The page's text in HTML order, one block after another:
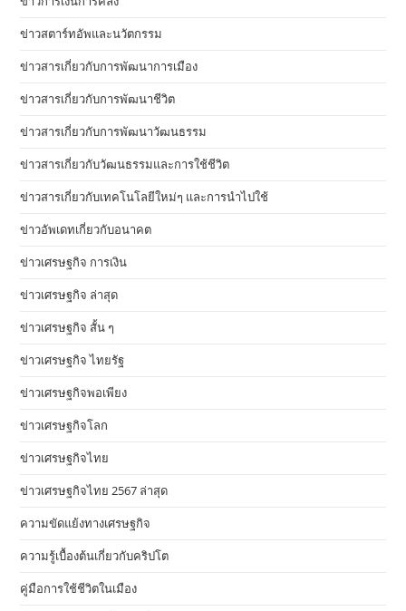
ข่าวสตาร์ทอัพและนวัตกรรม
ข่าวสารเกี่ยวกับการพัฒนาการเมือง
ข่าวสารเกี่ยวกับการพัฒนาชีวิต
ข่าวสารเกี่ยวกับการพัฒนาวัฒนธรรม
ข่าวสารเกี่ยวกับวัฒนธรรมและการใช้ชีวิต
ข่าวสารเกี่ยวกับเทคโนโลยีใหม่ๆ และการนำไปใช้
ข่าวอัพเดทเกี่ยวกับอนาคต
ข่าวเศรษฐกิจ การเงิน
ข่าวเศรษฐกิจ ล่าสุด
ข่าวเศรษฐกิจ สั้น ๆ
ข่าวเศรษฐกิจ ไทยรัฐ
ข่าวเศรษฐกิจพอเพียง
ข่าวเศรษฐกิจโลก
ข่าวเศรษฐกิจไทย
ข่าวเศรษฐกิจไทย 2567 ล่าสุด
ความขัดแย้งทางเศรษฐกิจ
ความรู้เบื้องต้นเกี่ยวกับคริปโต
คู่มือการใช้ชีวิตในเมือง